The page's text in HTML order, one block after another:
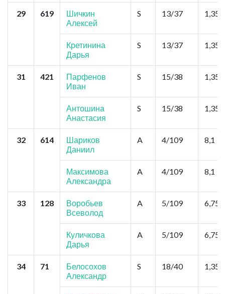
29 619
Шичкин
Алексей
S 13/37 1,35
Кретинина
Дарья
S 13/37 1,35
31 421
Парфенов
Иван
S 15/38 1,35
Антошина
Анастасия
S 15/38 1,35
32 614
Шариков
Даниил
A 4/109 8,1
Максимова
Александра
A 4/109 8,1
33 128
Воробьев
Всеволод
A 5/109 6,75
Куличкова
Дарья
A 5/109 6,75
34 71
Белосохов
Александр
S 18/40 1,35